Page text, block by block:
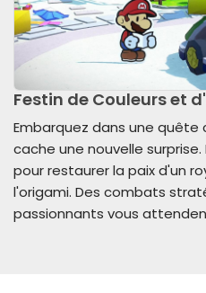
Festin de Couleurs et
Embarquez dans une quête
cache une nouvelle
pour restaurer la paix d'un
l'origami. Des combats
passionnants vous